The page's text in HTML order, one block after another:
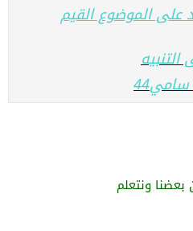
الموضوع القيم
ونتعلم